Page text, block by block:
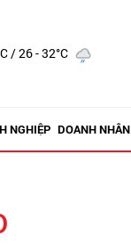
/ 26 - 32°C
NGHIỆP DOANH NHÂN